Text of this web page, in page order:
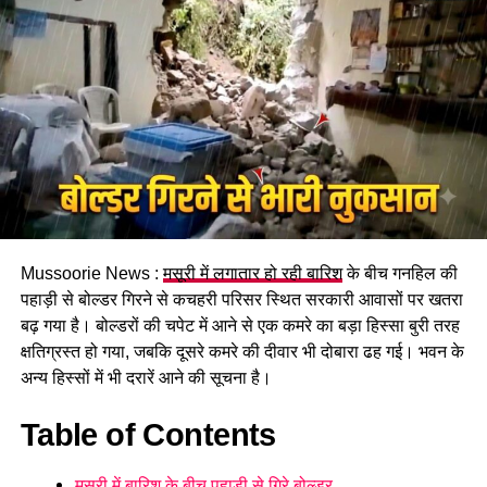
पढ़े धामी कैबिनेट के प्रमुख फैसले
GST संशोधित अध्यादेश को मंजूरी।
नैनीताल हाईकोर्ट के लिए हल्द्वानी गौलापार में 30 हेक्टेयर जमीन
देने का फैसला।
राज्य क्रीड़ा विश्वविद्यालय हल्द्वानी के लिए 122 पदों के सृजन को
जल जीवन मिशन में केंद्र की गाइडलाइंस लागू होंगी।
Mussoorie News :मसूरी में लगातार हो रही बारिशके बीच गनहिल की
पहाड़ी से बोल्डर गिरने से कचहरी परिसर स्थित सरकारी आवासों पर खतरा
बढ़ गया है। बोल्डरों की चपेट में आने से एक कमरे का बड़ा हिस्सा बुरी तरह
क्षतिग्रस्त हो गया, जबकि दूसरे कमरे की दीवार भी दोबारा ढह गई। भवन के
अन्य हिस्सों में भी दरारें आने की सूचना है।
Table of Contents